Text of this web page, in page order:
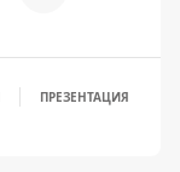
ПРЕЗЕНТАЦИЯ